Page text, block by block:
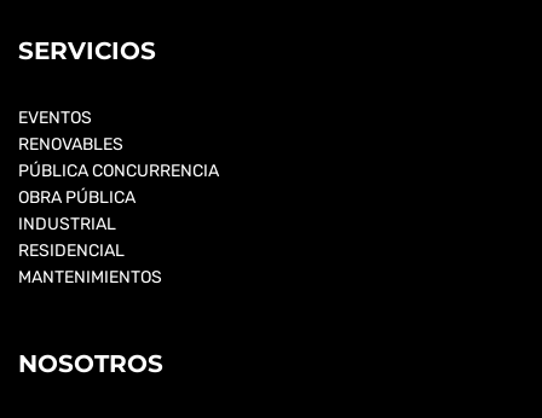
SERVICIOS
EVENTOS
RENOVABLES
PÚBLICA CONCURRENCIA
OBRA PÚBLICA
INDUSTRIAL
RESIDENCIAL
MANTENIMIENTOS
NOSOTROS